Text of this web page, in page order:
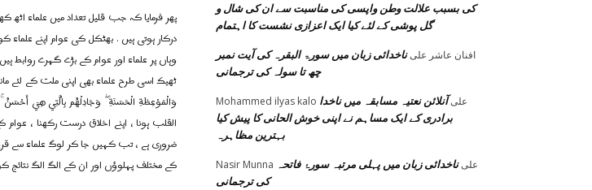
پھر فرمایا کہ جب قلیل تعداد میں علماء اٹھ
درکار ہوتی ہیں . بھٹکل کی عوام اپنے
وہاں پر علماء اور عوام کے بڑے گہرے روابط
ٹھیک اسی طرح علماء بھی اپنی ملت کے لئے
وَالْمَوْعِظَةِ الْحَسَنَةِ ۖ وَجَادِلْهُم بِالَّتِي هِيَ
القلب ہونا ، اپنے اخلاق درست رکھنا ،
ضروری ہے ، تب کہیں جا کر لوگ علماء سے
کے مختلف پہلوؤں اور ان کے الگ الگ نتائج
کی بسبب علالت وطن واپسی کی مناسبت سے ان کی شال و
گل پوشی کے لئے کیا ایک اعزازی نشست کا اہتمام
افنان عاشر علىناخدائی زبان میں سورۃ البقرہ کی آیت نمبر
چھ تا سولہ کی ترجمانی
Mohammed ilyas kalo علىآنلائن نعتیہ مسابقہ میں ناخدا
برادری کے ایک مساہم نے اپنی خوش الحانی کا پیش کیا
بہترین مظاہرہ
Nasir Munna علىناخدائی زبان میں پہلی مرتبہ سورۂ فاتحہ
کی ترجمانی